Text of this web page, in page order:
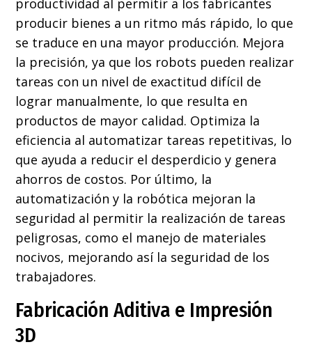
producir bienes a un ritmo más rápido, lo que
se traduce en una mayor producción. Mejora
la precisión, ya que los robots pueden realizar
tareas con un nivel de exactitud difícil de
lograr manualmente, lo que resulta en
productos de mayor calidad. Optimiza la
eficiencia al automatizar tareas repetitivas, lo
que ayuda a reducir el desperdicio y genera
ahorros de costos. Por último, la
automatización y la robótica mejoran la
seguridad al permitir la realización de tareas
peligrosas, como el manejo de materiales
nocivos, mejorando así la seguridad de los
trabajadores.
Fabricación Aditiva e Impresión
3D